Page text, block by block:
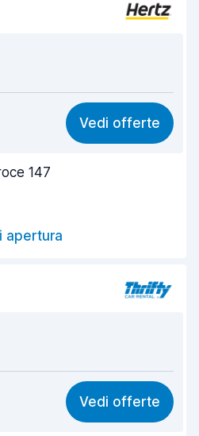
8,3
8,2
9,0
Vedi offerte
147
apertura
8,1
8,2
Vedi offerte